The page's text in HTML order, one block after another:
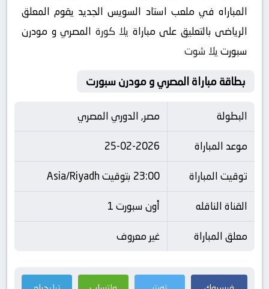
المباراه في ملعب استاد السويس الجديد يقوم المعلق
الرياضى بالتعليق على مباراة يلا كورة المصري و مودرن
سبورتيلا شوت
بطاقة مباراة المصري و مودرن سبورت
البطولة
مصر, الدوري المصري
موعد المباراة
25-02-2026
توقيت المباراة
23:00 بتوقيت Asia/Riyadh
القناة الناقله
أون سبورت 1
معلق المباراة
غير معروف